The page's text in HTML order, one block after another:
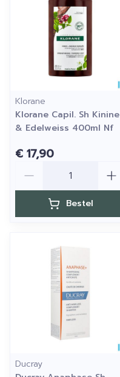
Klorane
Klorane Capil. Sh Kinine
& Edelweiss 400ml Nf
€ 17,90
Bestel
Ducray